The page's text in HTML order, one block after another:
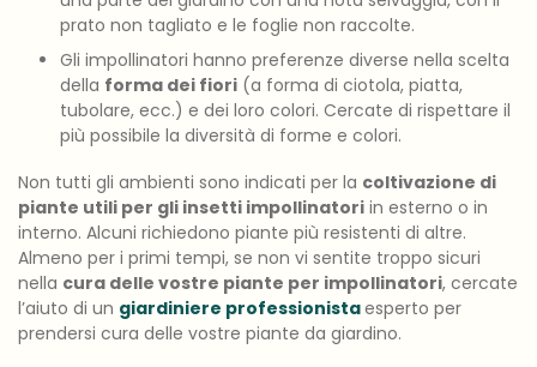
prato non tagliato e le foglie non raccolte.
Gli impollinatori hanno preferenze diverse nella scelta
della forma dei fiori (a forma di ciotola, piatta,
tubolare, ecc.) e dei loro colori. Cercate di rispettare il
più possibile la diversità di forme e colori.
Non tutti gli ambienti sono indicati per la coltivazione di
piante utili per gli insetti impollinatori in esterno o in
interno. Alcuni richiedono piante più resistenti di altre.
Almeno per i primi tempi, se non vi sentite troppo sicuri
nella cura delle vostre piante per impollinatori, cercate
l’aiuto di un giardiniere professionistaesperto per
prendersi cura delle vostre piante da giardino.